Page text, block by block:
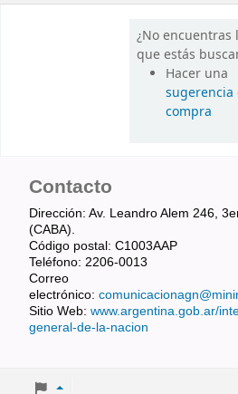
¿No encuentras
que estás
Hacer una
sugerencia
compra
Contacto
Dirección: Av. Leandro Alem 246,
(CABA).
Código postal: C1003AAP
Teléfono: 2206-0013
Correo
electrónico:
Sitio Web: www.argentina.gob.ar/
general-de-la-nacion